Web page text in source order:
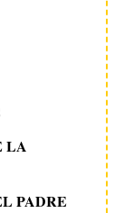
LA
PADRE